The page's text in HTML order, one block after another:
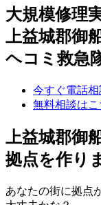
大規模修理
上益城郡御
ヘコミ救急
今すぐ電話相
無料相談はこ
上益城郡御
拠点を作り
あなたの街に拠点